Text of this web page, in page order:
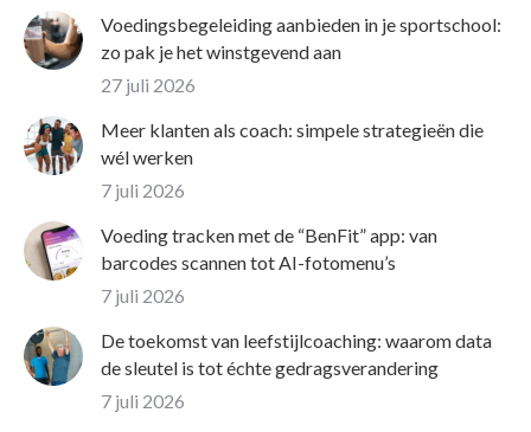
Voedingsbegeleiding aanbieden in je sportschool:
zo pak je het winstgevend aan
27 juli 2026
Meer klanten als coach: simpele strategieën die
wél werken
7 juli 2026
Voeding tracken met de “BenFit” app: van
barcodes scannen tot AI-fotomenu’s
7 juli 2026
De toekomst van leefstijlcoaching: waarom data
de sleutel is tot échte gedragsverandering
7 juli 2026